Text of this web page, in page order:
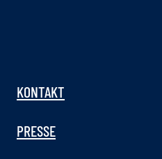
KONTAKT
PRESSE